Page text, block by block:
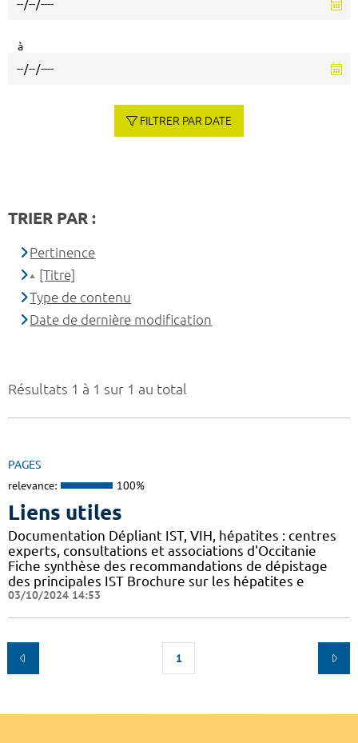
Résultats 1 à 1 sur 1 au total
PAGES
relevance: 100%
Liens utiles
Documentation Dépliant IST, VIH, hépatites : centres
experts, consultations et associations d'Occitanie
Fiche synthèse des recommandations de dépistage
des principales IST Brochure sur les hépatites e
03/10/2024 14:53
1
à
FILTRER PAR DATE
TRIER PAR :
Pertinence
[Titre]
Type de contenu
Date de dernière modification